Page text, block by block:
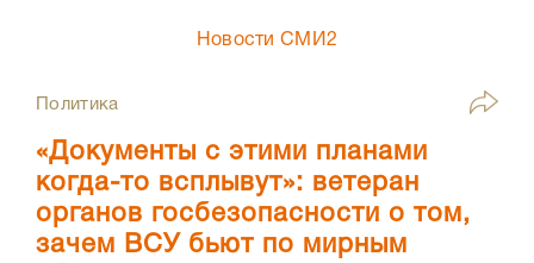
Новости СМИ2
Политика
«Документы с этими планами
когда-то всплывут»: ветеран
органов госбезопасности о том,
зачем ВСУ бьют по мирным